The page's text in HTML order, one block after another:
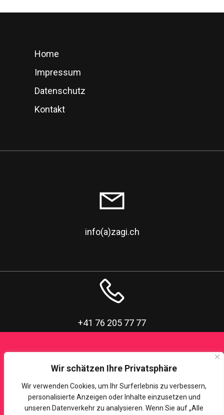
Wir schätzen Ihre Privatsphäre
Wir verwenden Cookies, um Ihr Surferlebnis zu verbessern,
personalisierte Anzeigen oder Inhalte einzusetzen und
unseren Datenverkehr zu analysieren. Wenn Sie auf „Alle
Home
Impressum
Datenschutz
Kontakt
info(a)zagi.ch
+41 76 205 77 77
Märtplatz 3, 8307 Effretikon